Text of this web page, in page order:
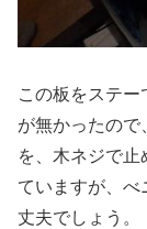
この板をステ
が無かったので
を、木ネジで
ていますが、べ
丈夫でしょう。